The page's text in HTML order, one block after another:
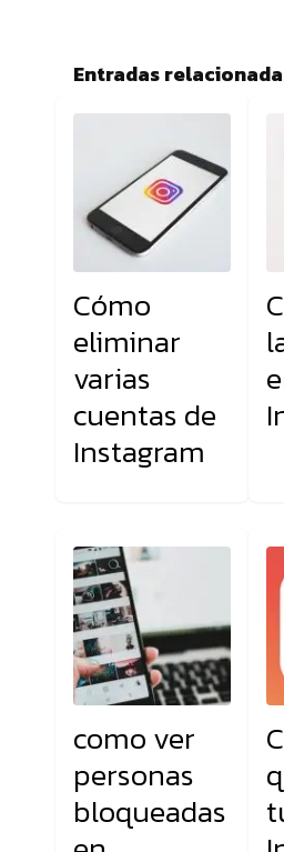
Entradas
Cómo
eliminar
varias
cuentas de
Instagram
como ver
personas
bloqueadas